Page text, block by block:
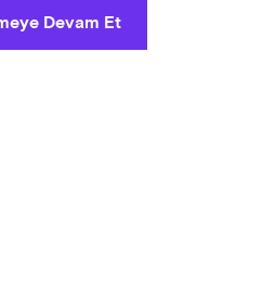
Devam Et